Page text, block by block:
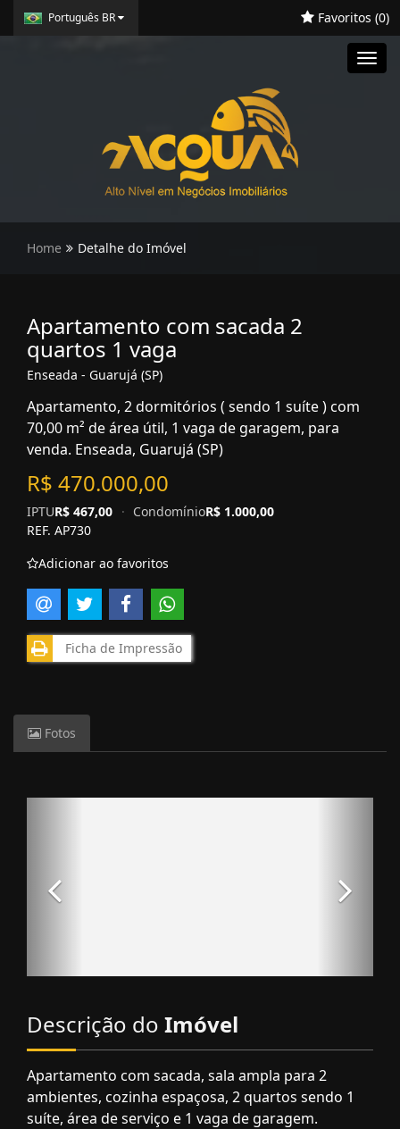
Português BR Favoritos (0)
Home Detalhe do Imóvel
Apartamento com sacada 2
quartos 1 vaga
Enseada - Guarujá (SP)
Apartamento, 2 dormitórios ( sendo 1 suíte ) com
70,00 m² de área útil, 1 vaga de garagem, para
venda. Enseada, Guarujá (SP)
R$ 470.000,00
IPTUR$ 467,00 · CondomínioR$ 1.000,00
REF. AP730
Adicionar ao favoritos
Ficha de Impressão
Fotos
Descrição do Imóvel
Apartamento com sacada, sala ampla para 2
ambientes, cozinha espaçosa, 2 quartos sendo 1
suíte, área de serviço e 1 vaga de garagem.